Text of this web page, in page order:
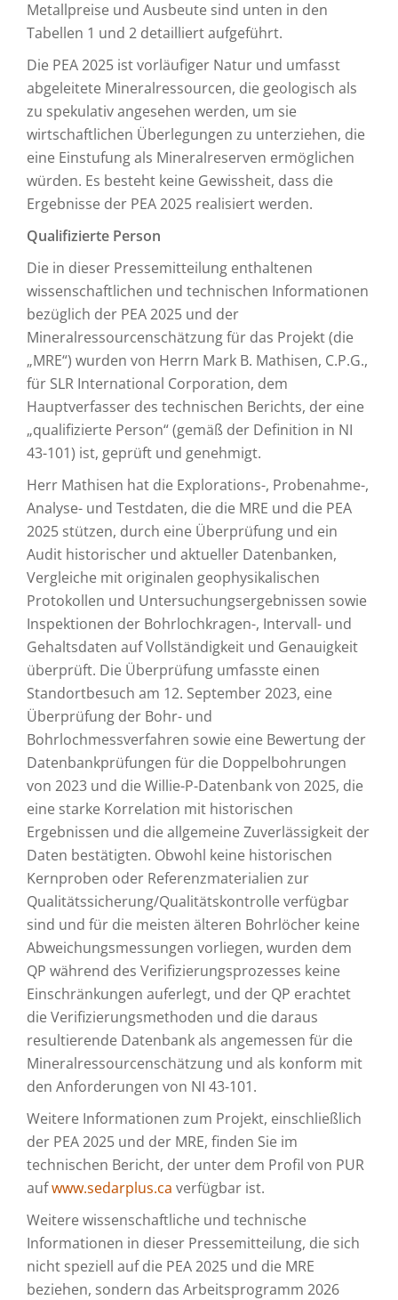
Metallpreise und Ausbeute sind unten in den
Tabellen 1 und 2 detailliert aufgeführt.
Die PEA 2025 ist vorläufiger Natur und umfasst
abgeleitete Mineralressourcen, die geologisch als
zu spekulativ angesehen werden, um sie
wirtschaftlichen Überlegungen zu unterziehen, die
eine Einstufung als Mineralreserven ermöglichen
würden. Es besteht keine Gewissheit, dass die
Ergebnisse der PEA 2025 realisiert werden.
Qualifizierte Person
Die in dieser Pressemitteilung enthaltenen
wissenschaftlichen und technischen Informationen
bezüglich der PEA 2025 und der
Mineralressourcenschätzung für das Projekt (die
„MRE“) wurden von Herrn Mark B. Mathisen, C.P.G.,
für SLR International Corporation, dem
Hauptverfasser des technischen Berichts, der eine
„qualifizierte Person“ (gemäß der Definition in NI
43-101) ist, geprüft und genehmigt.
Herr Mathisen hat die Explorations-, Probenahme-,
Analyse- und Testdaten, die die MRE und die PEA
2025 stützen, durch eine Überprüfung und ein
Audit historischer und aktueller Datenbanken,
Vergleiche mit originalen geophysikalischen
Protokollen und Untersuchungsergebnissen sowie
Inspektionen der Bohrlochkragen-, Intervall- und
Gehaltsdaten auf Vollständigkeit und Genauigkeit
überprüft. Die Überprüfung umfasste einen
Standortbesuch am 12. September 2023, eine
Überprüfung der Bohr- und
Bohrlochmessverfahren sowie eine Bewertung der
Datenbankprüfungen für die Doppelbohrungen
von 2023 und die Willie-P-Datenbank von 2025, die
eine starke Korrelation mit historischen
Ergebnissen und die allgemeine Zuverlässigkeit der
Daten bestätigten. Obwohl keine historischen
Kernproben oder Referenzmaterialien zur
Qualitätssicherung/Qualitätskontrolle verfügbar
sind und für die meisten älteren Bohrlöcher keine
Abweichungsmessungen vorliegen, wurden dem
QP während des Verifizierungsprozesses keine
Einschränkungen auferlegt, und der QP erachtet
die Verifizierungsmethoden und die daraus
resultierende Datenbank als angemessen für die
Mineralressourcenschätzung und als konform mit
den Anforderungen von NI 43-101.
Weitere Informationen zum Projekt, einschließlich
der PEA 2025 und der MRE, finden Sie im
technischen Bericht, der unter dem Profil von PUR
aufwww.sedarplus.ca verfügbar ist.
Weitere wissenschaftliche und technische
Informationen in dieser Pressemitteilung, die sich
nicht speziell auf die PEA 2025 und die MRE
beziehen, sondern das Arbeitsprogramm 2026